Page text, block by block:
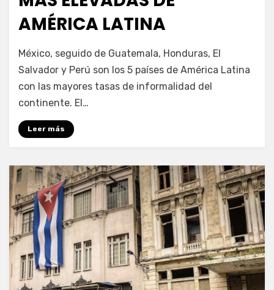
AMÉRICA LATINA
por
México, seguido de Guatemala, Honduras, El
Salvador y Perú son los 5 países de América Latina
con las mayores tasas de informalidad del
continente. El…
Leer más